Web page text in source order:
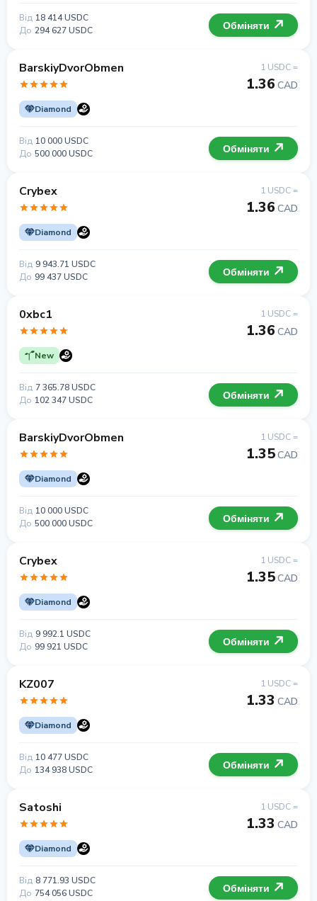
Від 18 414 USDC
До 294 627 USDC Обміняти
BarskiyDvorObmen
Diamond
1 USDC =
1.36 CAD
Від 10 000 USDC
До 500 000 USDC Обміняти
Crybex
Diamond
1 USDC =
1.36 CAD
Від 9 943.71 USDC
До 99 437 USDC Обміняти
0xbc1
New
1 USDC =
1.36 CAD
Від 7 365.78 USDC
До 102 347 USDC Обміняти
BarskiyDvorObmen
Diamond
1 USDC =
1.35CAD
Від 10 000 USDC
До 500 000 USDC Обміняти
Crybex
Diamond
1 USDC =
1.35CAD
Від 9 992.1 USDC
До 99 921 USDC Обміняти
KZ007
Diamond
1 USDC =
1.33 CAD
Від 10 477 USDC
До 134 938 USDC Обміняти
Satoshi
Diamond
1 USDC =
1.33 CAD
Від 8 771.93 USDC
До 754 056 USDC Обміняти